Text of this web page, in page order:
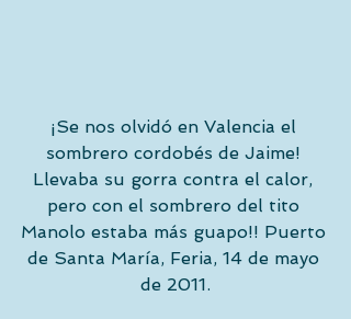
¡Se nos olvidó en Valencia el
sombrero cordobés de Jaime!
Llevaba su gorra contra el calor,
pero con el sombrero del tito
Manolo estaba más guapo!! Puerto
de Santa María, Feria, 14 de mayo
de 2011.